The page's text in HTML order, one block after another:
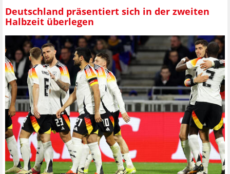
Deutschland präsentiert sich in der zweiten
Halbzeit überlegen